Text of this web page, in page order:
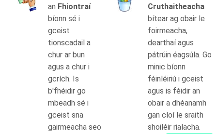
an Fhiontraí
bíonn sé i
gceist
tionscadail a
chur ar bun
agus a chur i
gcrích. Is
b'fhéidir go
mbeadh sé i
gceist sna
gairmeacha seo
Cruthaitheacha
bítear ag obair le
foirmeacha,
dearthaí agus
pátrúin éagsúla. Go
minic bíonn
féinléiriú i gceist
agus is féidir an
obair a dhéanamh
gan cloí le sraith
shoiléir rialacha.